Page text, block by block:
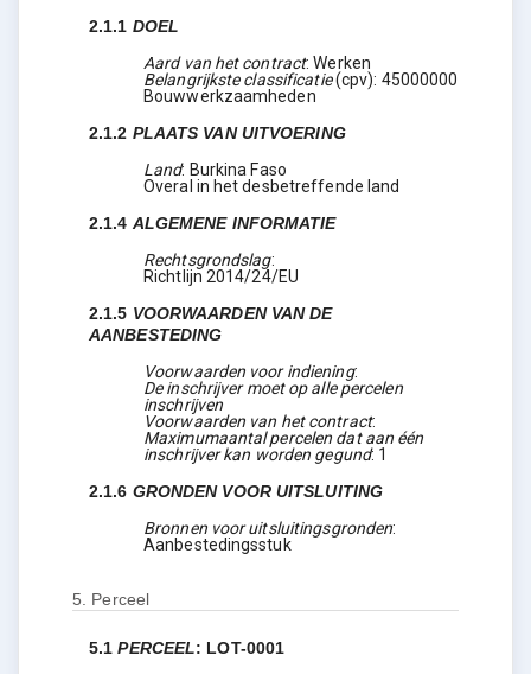
2.1.1 DOEL
Aard van het contract:Werken
Belangrijkste classificatie (cpv): 45000000
Bouwwerkzaamheden
2.1.2 PLAATS VAN UITVOERING
Land: Burkina Faso
Overal in het desbetreffende land
2.1.4 ALGEMENE INFORMATIE
Rechtsgrondslag:
Richtlijn 2014/24/EU
2.1.5 VOORWAARDEN VAN DE
AANBESTEDING
Voorwaarden voor indiening:
De inschrijver moet op alle percelen
inschrijven
Voorwaarden van het contract:
Maximumaantal percelen dat aan één
inschrijver kan worden gegund: 1
2.1.6 GRONDEN VOOR UITSLUITING
Bronnen voor uitsluitingsgronden:
Aanbestedingsstuk
5. Perceel
5.1PERCEEL: LOT-0001